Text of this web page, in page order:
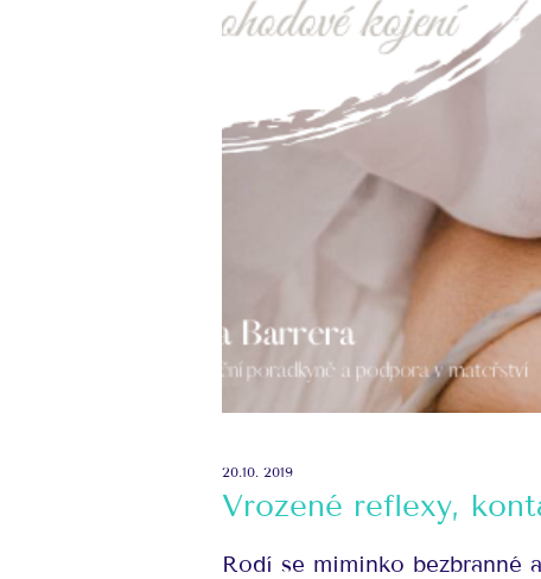
20.10. 2019
Vrozené reflexy,
Rodí se miminko bezbranné